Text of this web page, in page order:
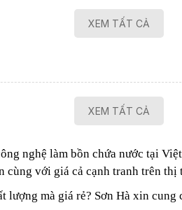
XEM TẤT CẢ
XEM TẤT CẢ
nghệ làm bồn chứa nước tại
với giá cả cạnh tranh trên
mà giá rẻ? Sơn Hà xin